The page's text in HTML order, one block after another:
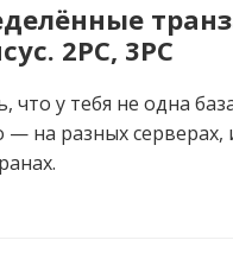
2PC, 3PC
что у тебя не одна
— на разных серверах,